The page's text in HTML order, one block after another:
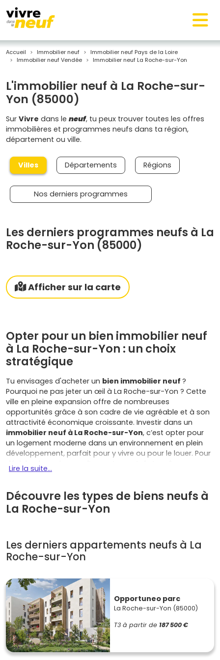
Accueil Immobilier neuf
Immobilier neuf Pays de la Loire
Immobilier neuf Vendée
Immobilier neuf La Roche-sur-Yon
L'immobilier neuf à La Roche-sur-
Yon (85000)
Sur Vivre dans le neuf, tu peux trouver toutes les offres
immobilières et programmes neufs dans ta région,
département ou ville.
Villes Départements Régions
Nos derniers programmes
Les derniers programmes neufs à La
Roche-sur-Yon (85000)
Afficher sur la carte
Opter pour un bien immobilier neuf
à La Roche-sur-Yon : un choix
stratégique
Tu envisages d'acheter un bien immobilier neuf ?
Pourquoi ne pas jeter un œil à La Roche-sur-Yon ? Cette
ville en pleine expansion offre de nombreuses
opportunités grâce à son cadre de vie agréable et à son
attractivité économique croissante. Investir dans un
immobilier neuf à La Roche-sur-Yon, c’est opter pour
un logement moderne dans un environnement en plein
développement, parfait pour y vivre ou pour le louer. Pour
dénicher la maison ou l’appartement de tes rêves,
consulte les annonces sur
Les atouts majeurs d’un
Une économie en plein essor
économique remarquable, avec des zones d'activités
florissantes comme le pôle industriel de La Belle Entrée.
Des entreprises s'installent régulièrement, attirant à la fois
emplois et opportunités.
Une forte demande locative
Avec ses établissements scolaires et son tissu
économique, La Roche-sur-Yon génère une demande
Lire la suite...
Découvre les types de biens neufs à
La Roche-sur-Yon
Les derniers appartements neufs à La
Roche-sur-Yon
Opportuneo parc
La Roche-sur-Yon (85000)
T3 à partir de 187 500 €